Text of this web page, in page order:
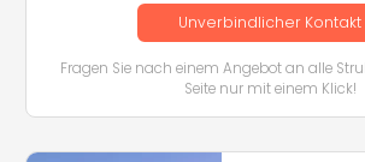
Unverbindlicher Kontakt
Fragen Sie nach einem Angebot an alle
Seite nur mit einem Klick!